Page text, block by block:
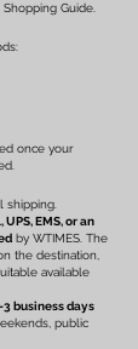
Guide.
once your
shipping.
UPS, EMS, or an
by WTIMES. The
the destination,
available
business days
public